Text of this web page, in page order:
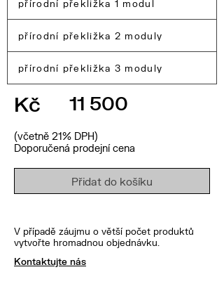
přírodní překližka 1 modul
přírodní překližka 3 moduly
přírodní překližka 2 moduly
Kč 11 500
(včetně 21% DPH)
Doporučená prodejní cena
Přidat do košíku
V případě záujmu o větší počet produktů
vytvořte hromadnou objednávku.
Kontaktujte nás